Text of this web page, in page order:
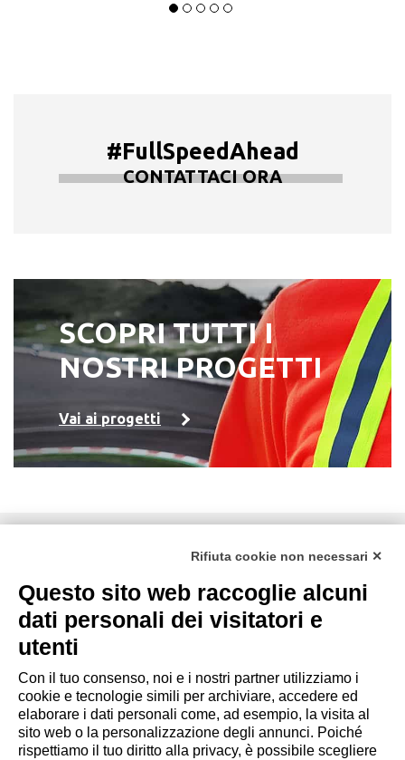
#FullSpeedAhead
CONTATTACI ORA
SCOPRI TUTTI I
NOSTRI PROGETTI
Vai ai progetti
società soggetta alla direzione e coordinamento della DZ
Group Holding Srl
P. IVA / Iscr. Reg. Imp. Forlì-Cesena 03945420408
Privacy Policy |Rivedi preferenze Cookies |Cookie
Policy|Credits
Copyright e Note Legali
Rifiuta cookie non necessari ✕
Questo sito web raccoglie alcuni
dati personali dei visitatori e
utenti
Con il tuo consenso, noi e i nostri partner utilizziamo i
cookie e tecnologie simili per archiviare, accedere ed
elaborare i dati personali come, ad esempio, la visita al
sito web o la personalizzazione degli annunci. Poiché
rispettiamo il tuo diritto alla privacy, è possibile scegliere